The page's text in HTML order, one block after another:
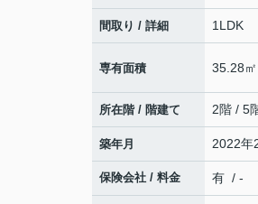
間取り / 詳細 1LDK
専有面積 35.28㎡
所在階 / 階建て 2階 / 5
築年月 2022年
保険会社 / 料金 有 / -